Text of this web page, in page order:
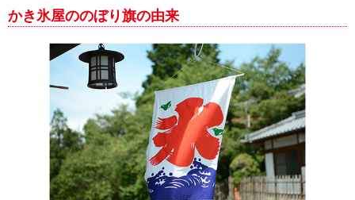
かき氷屋ののぼり旗の由来